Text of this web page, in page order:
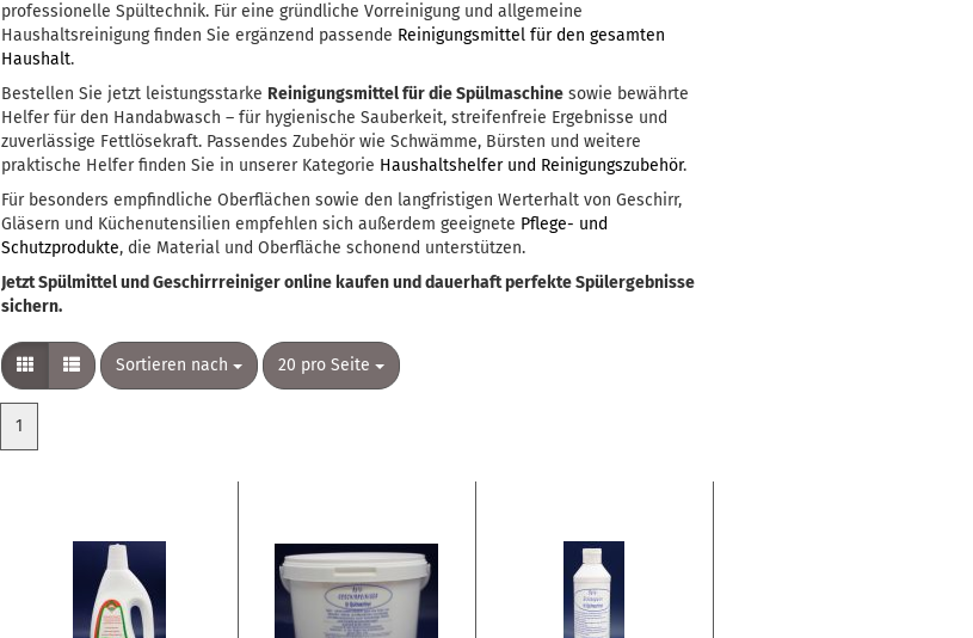
professionelle Spültechnik. Für eine gründliche Vorreinigung und allgemeine
Haushaltsreinigung finden Sie ergänzend passende Reinigungsmittel für den gesamten
Haushalt.
Bestellen Sie jetzt leistungsstarke Reinigungsmittel für die Spülmaschine sowie bewährte
Helfer für den Handabwasch – für hygienische Sauberkeit, streifenfreie Ergebnisse und
zuverlässige Fettlösekraft. Passendes Zubehör wie Schwämme, Bürsten und weitere
praktische Helfer finden Sie in unserer Kategorie Haushaltshelfer und Reinigungszubehör.
Für besonders empfindliche Oberflächen sowie den langfristigen Werterhalt von Geschirr,
Gläsern und Küchenutensilien empfehlen sich außerdem geeignete Pflege- und
Schutzprodukte, die Material und Oberfläche schonend unterstützen.
Jetzt Spülmittel und Geschirrreiniger online kaufen und dauerhaft perfekte Spülergebnisse
sichern.
Sortieren nach
Sortieren nach 20 pro Seite
pro Seite
1